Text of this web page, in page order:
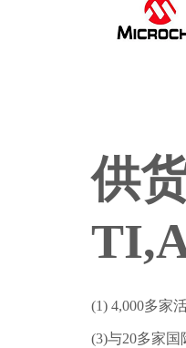
供
(1) 4,000多家
(3)与20多家